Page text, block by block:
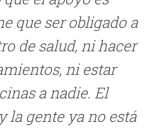
que ser obligado a
de salud, ni hacer
ni estar
a nadie. El
la gente ya no está